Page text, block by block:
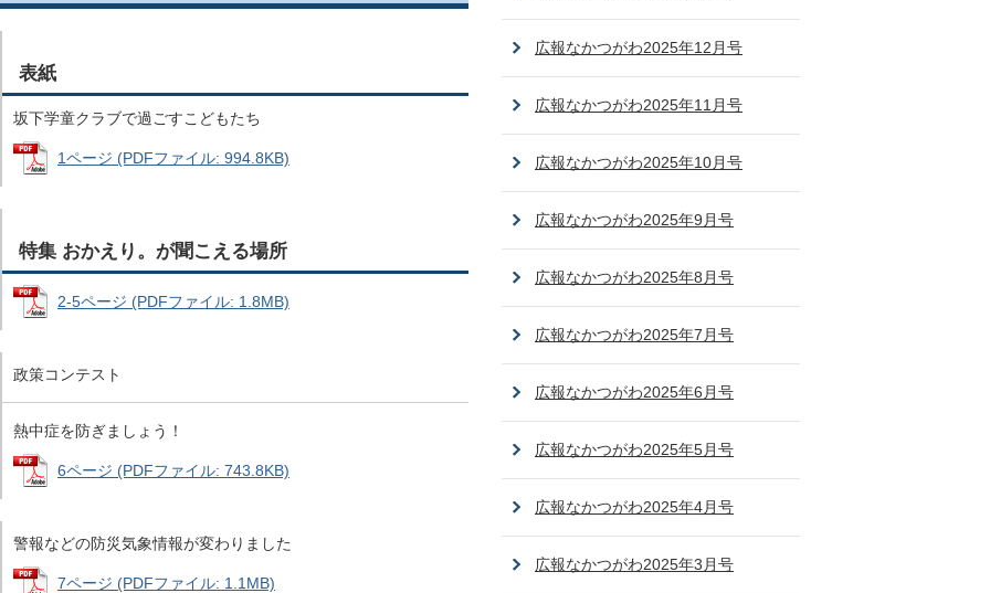
表紙
坂下学童クラブで過ごすこどもたち
1ページ (PDFファイル: 994.8KB)
特集 おかえり。が聞こえる場所
2-5ページ (PDFファイル: 1.8MB)
政策コンテスト
熱中症を防ぎましょう！
6ページ (PDFファイル: 743.8KB)
警報などの防災気象情報が変わりました
7ページ (PDFファイル: 1.1MB)
広報なかつがわ2025年12月号
広報なかつがわ2025年11月号
広報なかつがわ2025年10月号
広報なかつがわ2025年9月号
広報なかつがわ2025年8月号
広報なかつがわ2025年7月号
広報なかつがわ2025年6月号
広報なかつがわ2025年5月号
広報なかつがわ2025年4月号
広報なかつがわ2025年3月号